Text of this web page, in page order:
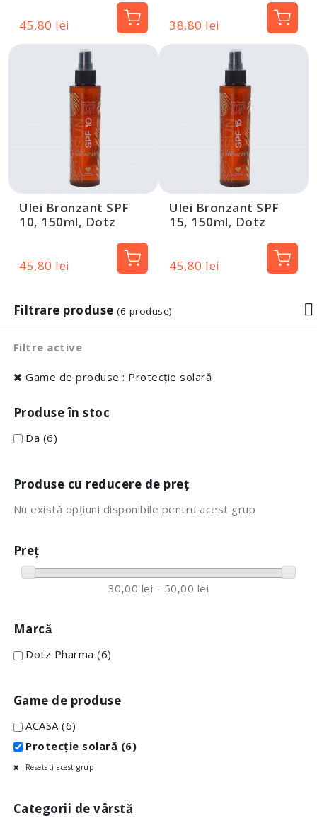
45,80 lei
38,80 lei
Ulei Bronzant SPF
10, 150ml, Dotz
45,80 lei
Ulei Bronzant SPF
15, 150ml, Dotz
45,80 lei
Filtrare produse(6 produse)
Filtre active
Game de produse : Protecție solară
Produse în stoc
Da (6)
Produse cu reducere de preț
Nu există opțiuni disponibile pentru acest grup
Preț
30,00 lei - 50,00 lei
Marcǎ
Dotz Pharma(6)
Game de produse
ACASA(6)
Protecție solară (6)
Resetati acest grup
Categorii de vârstă